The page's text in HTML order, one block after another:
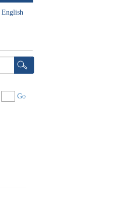
English
Go